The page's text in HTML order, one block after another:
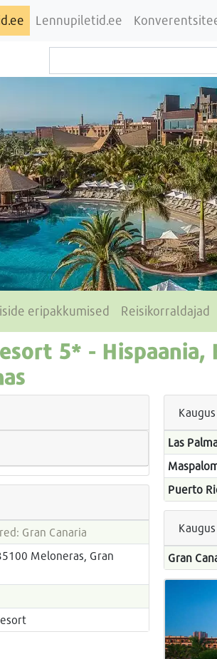
Lennupiletid.ee
eripakkumised Reisikorraldajad
5* - Hispaania,
Gran Canaria
Meloneras, Gran
Las
Puerto
Gran